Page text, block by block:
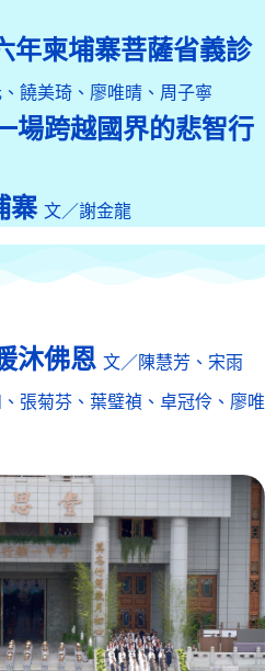
柬埔寨菩薩省義診
饒美琦、廖唯晴、周子寧
場跨越國界的悲智行
寨 文／謝金龍
沐佛恩 文／陳慧芳、宋雨
張菊芬、葉璧禎、卓冠伶、廖唯